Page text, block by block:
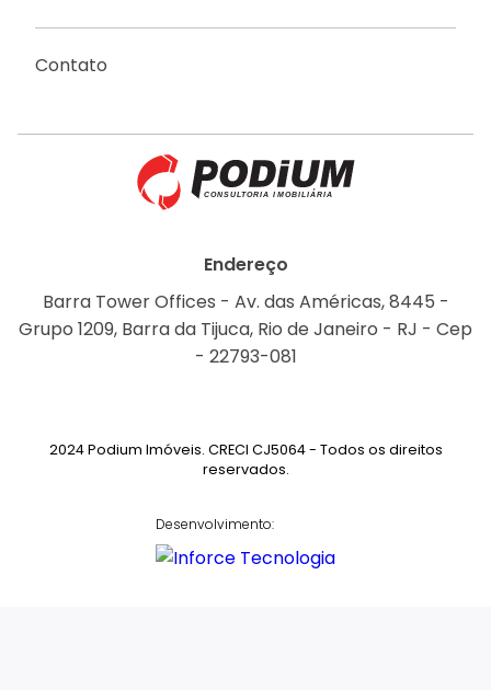
Contato
Endereço
Barra Tower Offices - Av. das Américas, 8445 -
Grupo 1209, Barra da Tijuca, Rio de Janeiro - RJ - Cep
- 22793-081
2024 Podium Imóveis. CRECI CJ5064 - Todos os direitos
reservados.
Desenvolvimento: